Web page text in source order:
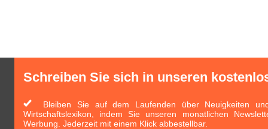
Schreiben Sie sich in unseren
Bleiben Sie auf dem Laufenden über Neuigkeiten
Wirtschaftslexikon, indem Sie unseren monatlichen
Werbung. Jederzeit mit einem Klick abbestellbar.